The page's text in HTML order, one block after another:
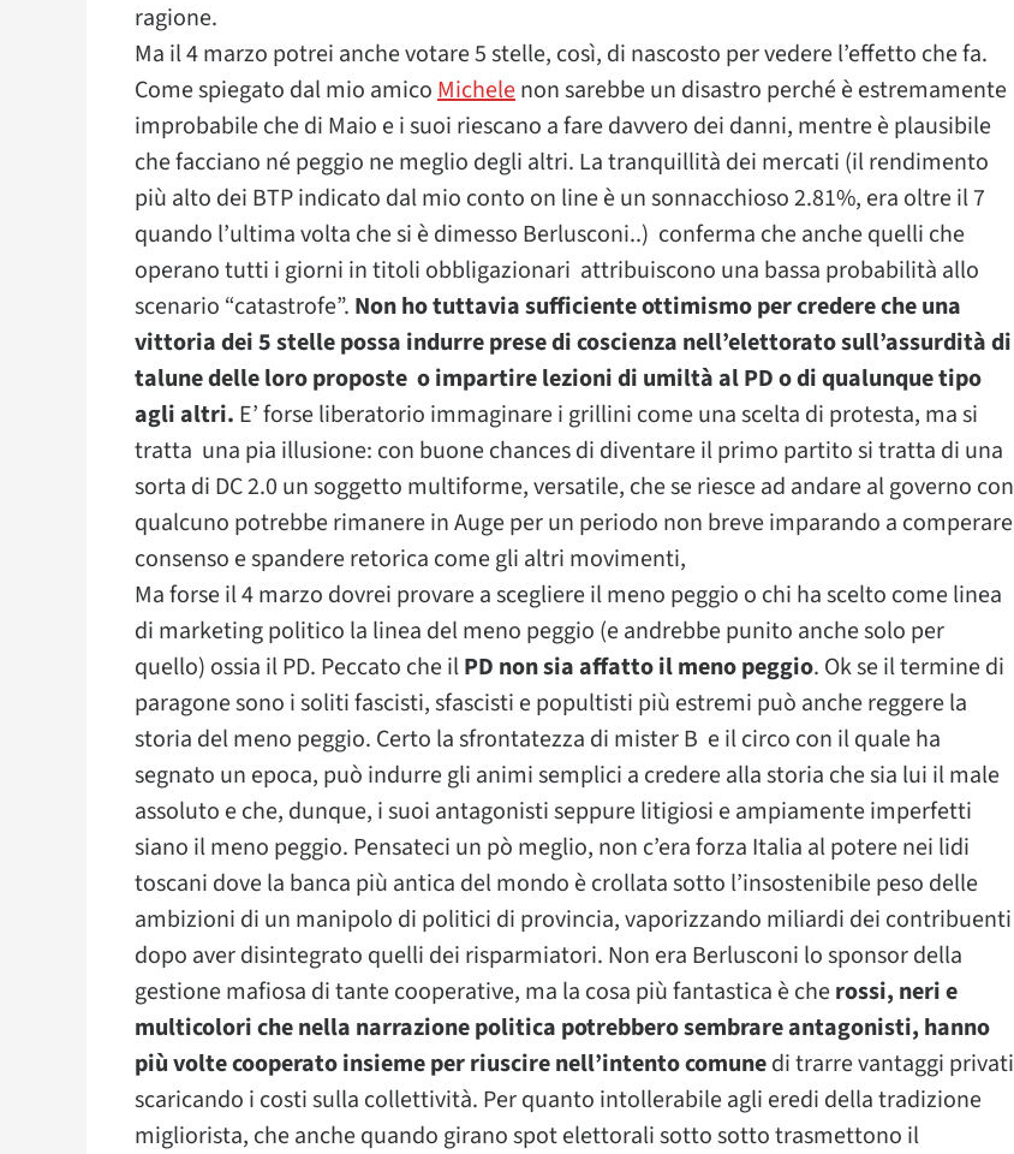
ragione.
Ma il 4 marzo potrei anche votare 5 stelle, così, di nascosto per vedere l’effetto che fa.
Come spiegato dal mio amicoMichelenon sarebbe un disastro perché è estremamente
improbabile che di Maio e i suoi riescano a fare davvero dei danni, mentre è plausibile
che facciano né peggio ne meglio degli altri. La tranquillità dei mercati (il rendimento
più alto dei BTP indicato dal mio conto on line è un sonnacchioso 2.81%, era oltre il 7
quando l’ultima volta che si è dimesso Berlusconi..) conferma che anche quelli che
operano tutti i giorni in titoli obbligazionari attribuiscono una bassa probabilità allo
scenario “catastrofe”. Non ho tuttavia sufficiente ottimismo per credere che una
vittoria dei 5 stelle possa indurre prese di coscienza nell’elettorato sull’assurdità di
talune delle loro proposte o impartire lezioni di umiltà al PD o di qualunque tipo
agli altri. E’ forse liberatorio immaginare i grillini come una scelta di protesta, ma si
tratta una pia illusione: con buone chances di diventare il primo partito si tratta di una
sorta di DC 2.0 un soggetto multiforme, versatile, che se riesce ad andare al governo con
qualcuno potrebbe rimanere in Auge per un periodo non breve imparando a comperare
consenso e spandere retorica come gli altri movimenti,
Ma forse il 4 marzo dovrei provare a scegliere il meno peggio o chi ha scelto come linea
di marketing politico la linea del meno peggio (e andrebbe punito anche solo per
quello) ossia il PD. Peccato che ilPD non sia affatto il meno peggio. Ok se il termine di
paragone sono i soliti fascisti, sfascisti e popultisti più estremi può anche reggere la
storia del meno peggio. Certo la sfrontatezza di mister B e il circo con il quale ha
segnato un epoca, può indurre gli animi semplici a credere alla storia che sia lui il male
assoluto e che, dunque, i suoi antagonisti seppure litigiosi e ampiamente imperfetti
siano il meno peggio. Pensateci un pò meglio, non c’era forza Italia al potere nei lidi
toscani dove la banca più antica del mondo è crollata sotto l’insostenibile peso delle
ambizioni di un manipolo di politici di provincia, vaporizzando miliardi dei contribuenti
dopo aver disintegrato quelli dei risparmiatori. Non era Berlusconi lo sponsor della
gestione mafiosa di tante cooperative, ma la cosa più fantastica è cherossi, neri e
multicolori che nella narrazione politica potrebbero sembrare antagonisti, hanno
più volte cooperato insieme per riuscire nell’intento comunedi trarre vantaggi privati
scaricando i costi sulla collettività. Per quanto intollerabile agli eredi della tradizione
migliorista, che anche quando girano spot elettorali sotto sotto trasmettono il